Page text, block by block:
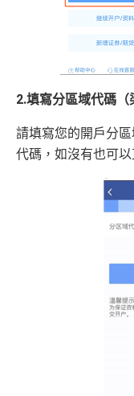
2.填寫分區域代碼（
請填寫您的開戶分
代碼，如沒有也可